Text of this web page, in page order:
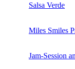
Salsa Verde
Miles Smiles
Jam-Session